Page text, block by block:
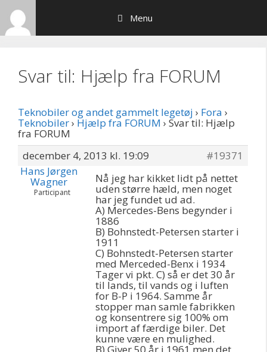
Hop
indhold
Menu
Svar til: Hjælp fra FORUM
Teknobiler og andet gammelt legetøj › Fora ›
Teknobiler› Hjælp fra FORUM › Svar til: Hjælp
fra FORUM
december 4, 2013 kl. 19:09
#19371
Hans Jørgen
Wagner
Participant
Nå jeg har kikket lidt på nettet
uden større hæld, men noget
har jeg fundet ud ad.
A) Mercedes-Bens begynder i
1886
B) Bohnstedt-Petersen starter i
1911
C) Bohnstedt-Petersen starter
med Merceded-Benx i 1934
Tager vi pkt. C) så er det 30 år
til lands, til vands og i luften
for B-P i 1964. Samme år
stopper man samle fabrikken
og konsentrere sig 100% om
import af færdige biler. Det
kunne være en mulighed.